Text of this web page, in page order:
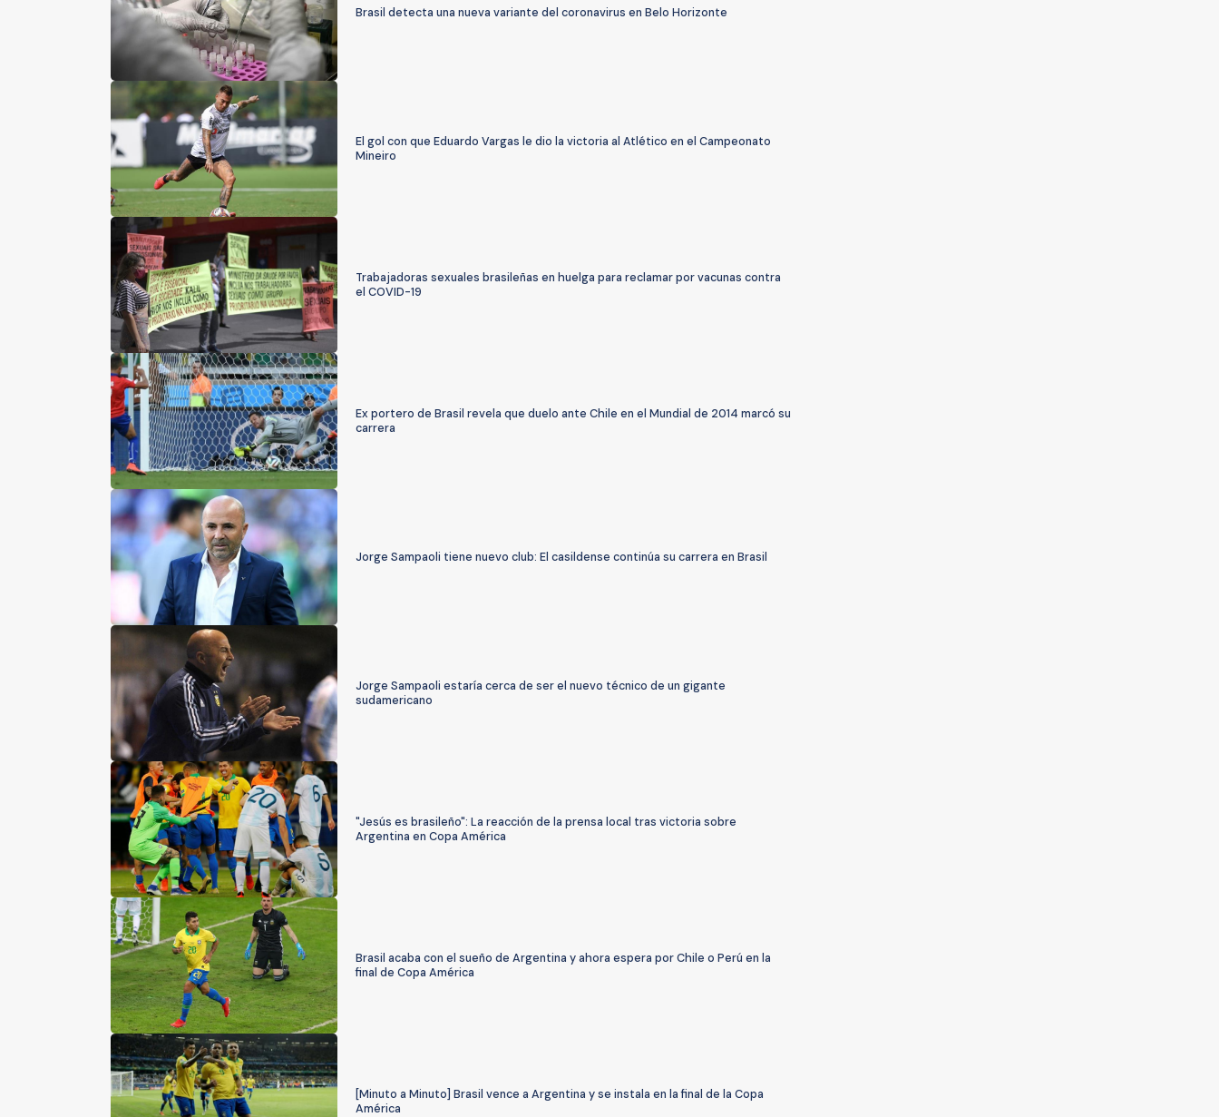
Brasil detecta una nueva variante del coronavirus en Belo Horizonte
El gol con que Eduardo Vargas le dio la victoria al Atlético en el Campeonato
Mineiro
Trabajadoras sexuales brasileñas en huelga para reclamar por vacunas contra
el COVID-19
Ex portero de Brasil revela que duelo ante Chile en el Mundial de 2014 marcó su
carrera
Jorge Sampaoli tiene nuevo club: El casildense continúa su carrera en Brasil
Jorge Sampaoli estaría cerca de ser el nuevo técnico de un gigante
sudamericano
"Jesús es brasileño": La reacción de la prensa local tras victoria sobre
Argentina en Copa América
Brasil acaba con el sueño de Argentina y ahora espera por Chile o Perú en la
final de Copa América
[Minuto a Minuto] Brasil vence a Argentina y se instala en la final de la Copa
América